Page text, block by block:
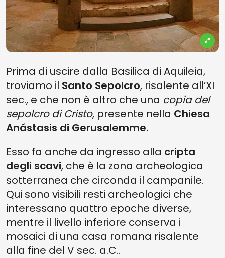
Prima di uscire dalla Basilica di Aquileia,
troviamo il Santo Sepolcro, risalente all’XI
sec., e che non è altro che una copia del
sepolcro di Cristo, presente nella Chiesa
Anástasis di Gerusalemme.
Esso fa anche da ingresso alla cripta
degli scavi, che è la zona archeologica
sotterranea che circonda il campanile.
Qui sono visibili resti archeologici che
interessano quattro epoche diverse,
mentre il livello inferiore conserva i
mosaici di una casa romana risalente
alla fine del V sec. a.C..